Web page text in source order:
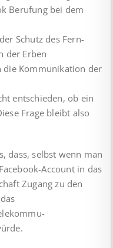
Berufung bei dem
Schutz des Fern­
der Erben
die Kommunikation der
entschieden, ob ein
Frage bleibt also
dass, selbst wenn man
Account in das
Zugang zu den